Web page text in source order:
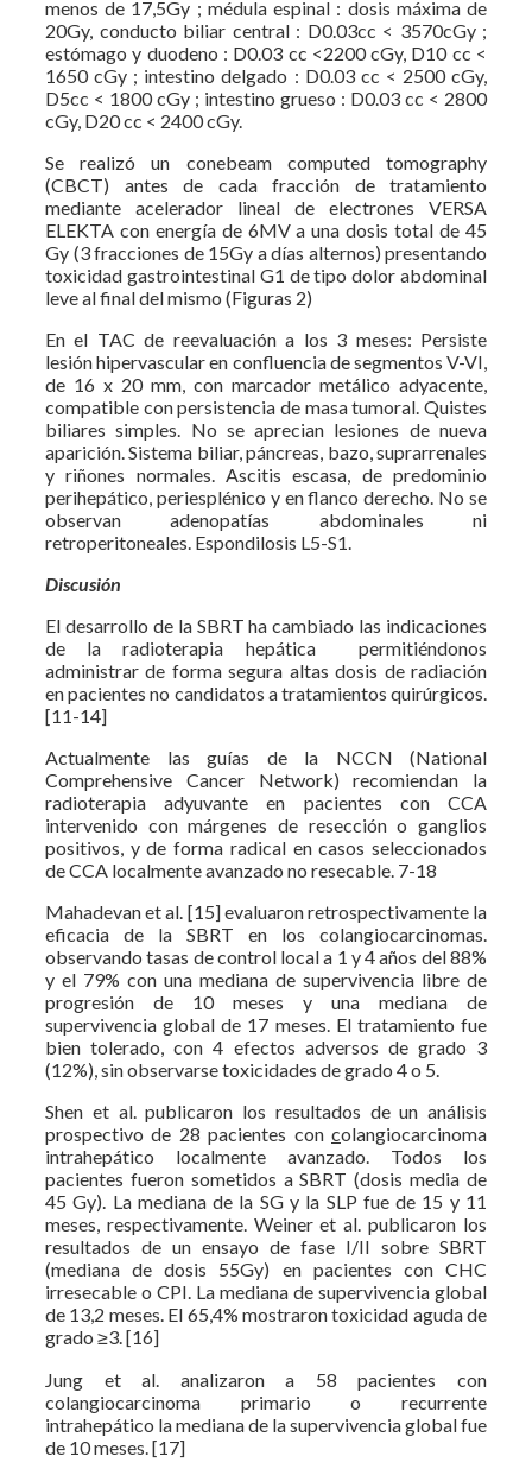
menos de 17,5Gy ; médula espinal : dosis máxima de
20Gy, conducto biliar central : D0.03cc < 3570cGy ;
estómago y duodeno : D0.03 cc <2200 cGy, D10 cc <
1650 cGy ; intestino delgado : D0.03 cc < 2500 cGy,
D5cc < 1800 cGy ; intestino grueso : D0.03 cc < 2800
cGy, D20 cc < 2400 cGy.
Se realizó un conebeam computed tomography
(CBCT) antes de cada fracción de tratamiento
mediante acelerador lineal de electrones VERSA
ELEKTA con energía de 6MV a una dosis total de 45
Gy (3 fracciones de 15Gy a días alternos) presentando
toxicidad gastrointestinal G1 de tipo dolor abdominal
leve al final del mismo (Figuras 2)
En el TAC de reevaluación a los 3 meses: Persiste
lesión hipervascular en confluencia de segmentos V-VI,
de 16 x 20 mm, con marcador metálico adyacente,
compatible con persistencia de masa tumoral. Quistes
biliares simples. No se aprecian lesiones de nueva
aparición. Sistema biliar, páncreas, bazo, suprarrenales
y riñones normales. Ascitis escasa, de predominio
perihepático, periesplénico y en flanco derecho. No se
observan adenopatías abdominales ni
retroperitoneales. Espondilosis L5-S1.
Discusión
El desarrollo de la SBRT ha cambiado las indicaciones
de la radioterapia hepática permitiéndonos
administrar de forma segura altas dosis de radiación
en pacientes no candidatos a tratamientos quirúrgicos.
[11-14]
Actualmente las guías de la NCCN (National
Comprehensive Cancer Network) recomiendan la
radioterapia adyuvante en pacientes con CCA
intervenido con márgenes de resección o ganglios
positivos, y de forma radical en casos seleccionados
de CCA localmente avanzado no resecable. 7-18
Mahadevan et al. [15] evaluaron retrospectivamente la
eficacia de la SBRT en los colangiocarcinomas.
observando tasas de control local a 1 y 4 años del 88%
y el 79% con una mediana de supervivencia libre de
progresión de 10 meses y una mediana de
supervivencia global de 17 meses. El tratamiento fue
bien tolerado, con 4 efectos adversos de grado 3
(12%), sin observarse toxicidades de grado 4 o 5.
Shen et al. publicaron los resultados de un análisis
prospectivo de 28 pacientes con colangiocarcinoma
intrahepático localmente avanzado. Todos los
pacientes fueron sometidos a SBRT (dosis media de
45 Gy). La mediana de la SG y la SLP fue de 15 y 11
meses, respectivamente. Weiner et al. publicaron los
resultados de un ensayo de fase I/II sobre SBRT
(mediana de dosis 55Gy) en pacientes con CHC
irresecable o CPI. La mediana de supervivencia global
de 13,2 meses. El 65,4% mostraron toxicidad aguda de
grado ≥3. [16]
Jung et al. analizaron a 58 pacientes con
colangiocarcinoma primario o recurrente
intrahepático la mediana de la supervivencia global fue
de 10 meses. [17]